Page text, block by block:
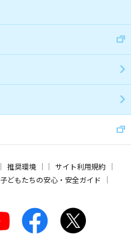
推奨環境
サイト利用規約
子どもたちの安心・安全ガイド